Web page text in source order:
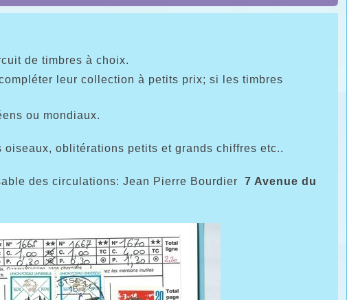
de timbres à choix.
leur collection à petits prix; si les timbres
ou mondiaux.
oblitérations petits et grands chiffres etc..
des circulations: Jean Pierre Bourdier 7 Avenue du